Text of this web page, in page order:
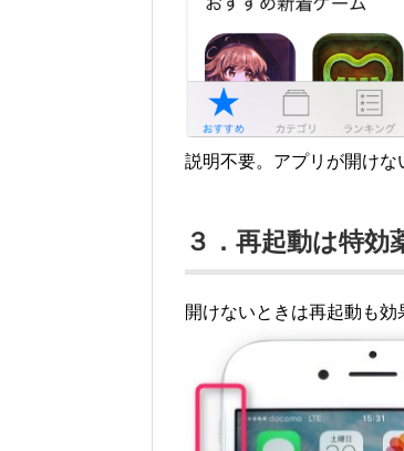
説明不要。アプリが開けな
３．再起動は特効
開けないときは再起動も効